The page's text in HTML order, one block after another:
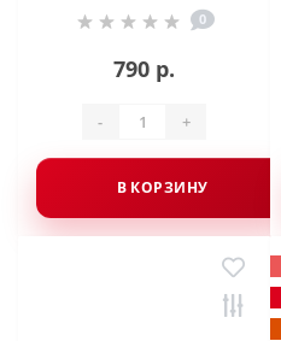
стальных щеток
0
790 р.
- +
В КОРЗИНУ